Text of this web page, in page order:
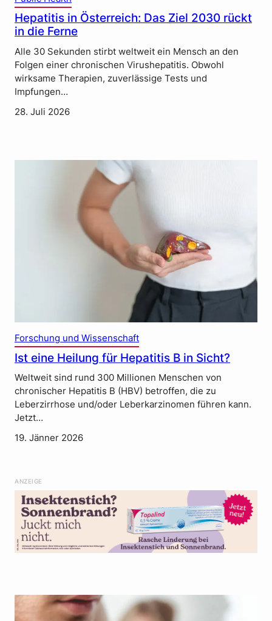
Hepatitis in Österreich: Das Ziel 2030 rückt
in die Ferne
Alle 30 Sekunden stirbt weltweit ein Mensch an den
Folgen einer chronischen Virushepatitis. Obwohl
wirksame Therapien, zuverlässige Tests und
Impfungen…
28. Juli 2026
Forschung und Wissenschaft
Ist eine Heilung für Hepatitis B in Sicht?
Weltweit sind rund 300 Millionen Menschen von
chronischer Hepatitis B (HBV) betroffen, die zu
Leberzirrhose und/oder Leberkarzinomen führen kann.
Jetzt…
19. Jänner 2026
ANZEIGE